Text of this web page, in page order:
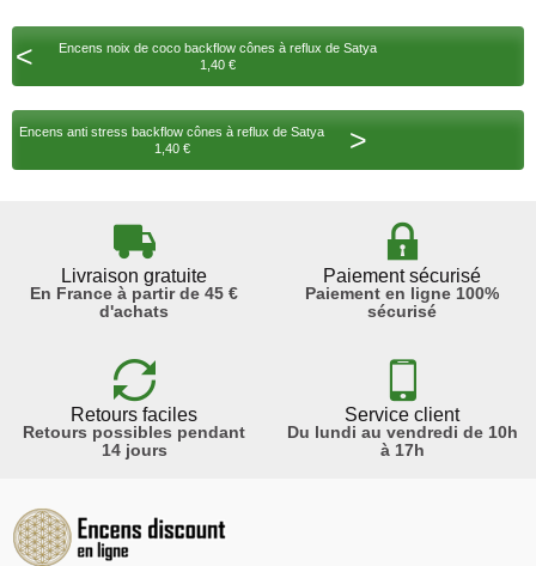
<
Encens noix de coco backflow cônes à reflux de Satya
1,40 €
Encens anti stress backflow cônes à reflux de Satya
1,40 €
>
Livraison gratuite
En France à partir de 45 €
d'achats
Paiement sécurisé
Paiement en ligne 100%
sécurisé
Retours faciles
Retours possibles pendant
14 jours
Service client
Du lundi au vendredi de 10h
à 17h